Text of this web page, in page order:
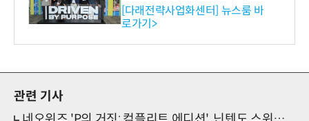
와의 비즈니스 미팅 지원…K
-바이오 해외 진출 교두보 확
보
[다래전략사업화센터] 뉴스룸 바
로가기>
관련 기사